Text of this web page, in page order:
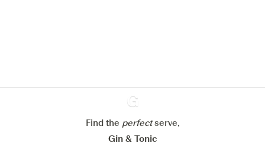
Ginventory
Find the perfectserve,
Gin & Tonic